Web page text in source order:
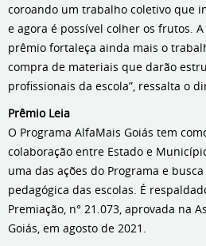
coroando um trabalho coletivo que
e agora é possível colher os frutos.
prêmio fortaleça ainda mais o
compra de materiais que darão
profissionais da escola”, ressalta o
Prêmio Leia
O Programa AlfaMais Goiás tem
colaboração entre Estado e
uma das ações do Programa e
pedagógica das escolas. É
Premiação, n° 21.073, aprovada na
Goiás, em agosto de 2021.